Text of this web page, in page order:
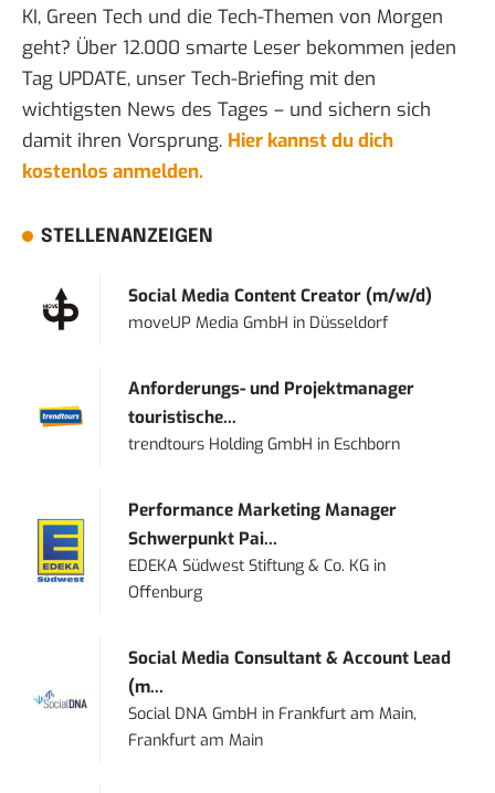
KI, Green Tech und die Tech-Themen von Morgen
geht? Über 12.000 smarte Leser bekommen jeden
Tag UPDATE, unser Tech-Briefing mit den
wichtigsten News des Tages – und sichern sich
damit ihren Vorsprung. Hier kannst du dich
kostenlos anmelden.
STELLENANZEIGEN
Social Media Content Creator (m/w/d)
moveUP Media GmbH in Düsseldorf
Anforderungs- und Projektmanager
touristische...
trendtours Holding GmbH in Eschborn
Performance Marketing Manager
Schwerpunkt Pai...
EDEKA Südwest Stiftung & Co. KG in
Offenburg
Social Media Consultant & Account Lead
(m...
Social DNA GmbH in Frankfurt am Main,
Frankfurt am Main